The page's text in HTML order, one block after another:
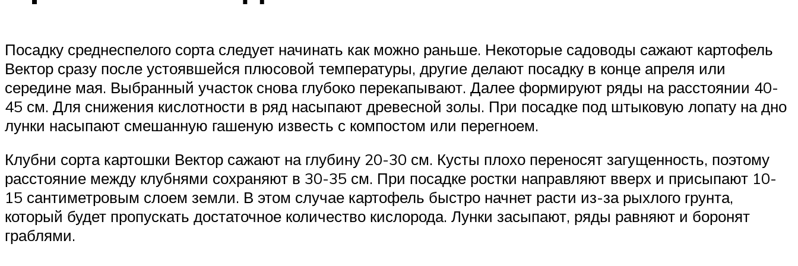
Посадку среднеспелого сорта следует начинать как можно раньше. Некоторые садоводы сажают картофель
Вектор сразу после устоявшейся плюсовой температуры, другие делают посадку в конце апреля или
середине мая. Выбранный участок снова глубоко перекапывают. Далее формируют ряды на расстоянии 40-
45 см. Для снижения кислотности в ряд насыпают древесной золы. При посадке под штыковую лопату на дно
лунки насыпают смешанную гашеную известь с компостом или перегноем.
Клубни сорта картошки Вектор сажают на глубину 20-30 см. Кусты плохо переносят загущенность, поэтому
расстояние между клубнями сохраняют в 30-35 см. При посадке ростки направляют вверх и присыпают 10-
15 сантиметровым слоем земли. В этом случае картофель быстро начнет расти из-за рыхлого грунта,
который будет пропускать достаточное количество кислорода. Лунки засыпают, ряды равняют и боронят
граблями.